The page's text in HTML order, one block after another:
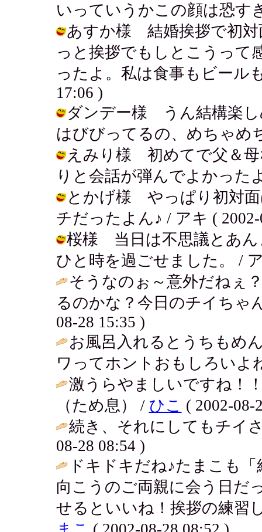
いっていうかこの顔は恐す
あすか様 結婚挨拶で初対
っと挨拶でもしとこうって
ったよ。私は食事もビール
17:06 )
ダンデー様 うん結構楽し
はびびってるの、めちゃめ
えみり様 初めてで父＆母
りと会話が弾んでよかった
とかげ様 やっぱり初対面
チだったよん♪ / アキ ( 2002-
桜様 当日は不思議とあん
ひと時を過ごせました。 /
そうなのぉ～意外だねぇ
るのかな？今日のチイちゃ
08-28 15:35 )
お風呂入れるとうちもめ
ワってホントおもしろいよ
激うらやましいですね！
（ため息） / ひこ ( 2002-08-
続き、それにしてもチイ
08-28 08:54 )
ドキドキだね♪たまこも
向こうのご両親に会う日だ
せるといいね！挨拶の練習